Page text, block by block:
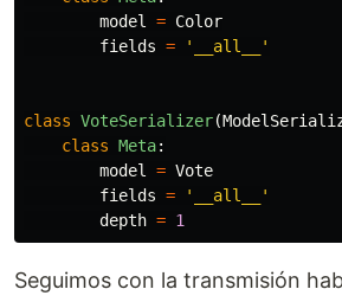
model
= Color
fields = ' __all__ '
class VoteSerializer(
class Meta:
model
= Vote
fields = ' __all__
'
depth = 1
Seguimos con la transmisión